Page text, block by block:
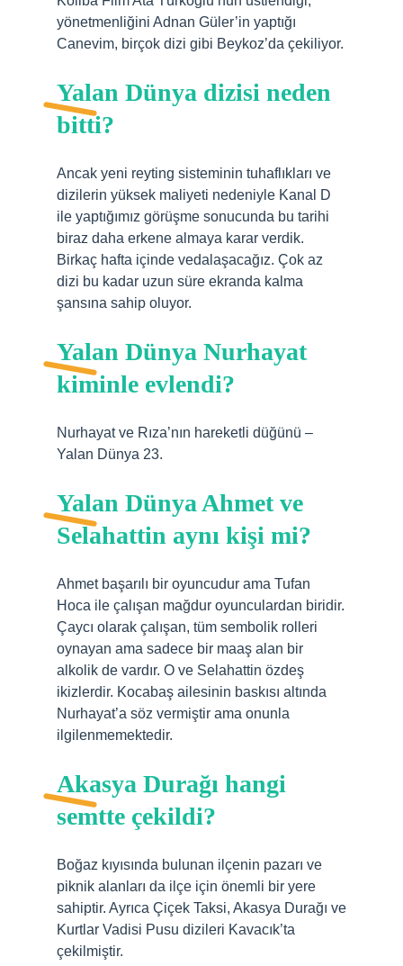
yönetmenliğini Adnan Güler’in yaptığı
Canevim, birçok dizi gibi Beykoz’da çekiliyor.
Yalan Dünya dizisi neden
bitti?
Ancak yeni reyting sisteminin tuhaflıkları ve
dizilerin yüksek maliyeti nedeniyle Kanal D
ile yaptığımız görüşme sonucunda bu tarihi
biraz daha erkene almaya karar verdik.
Birkaç hafta içinde vedalaşacağız. Çok az
dizi bu kadar uzun süre ekranda kalma
şansına sahip oluyor.
Yalan Dünya Nurhayat
kiminle evlendi?
Nurhayat ve Rıza’nın hareketli düğünü –
Yalan Dünya 23.
Yalan Dünya Ahmet ve
Selahattin aynı kişi mi?
Ahmet başarılı bir oyuncudur ama Tufan
Hoca ile çalışan mağdur oyunculardan biridir.
Çaycı olarak çalışan, tüm sembolik rolleri
oynayan ama sadece bir maaş alan bir
alkolik de vardır. O ve Selahattin özdeş
ikizlerdir. Kocabaş ailesinin baskısı altında
Nurhayat’a söz vermiştir ama onunla
ilgilenmemektedir.
Akasya Durağı hangi
semtte çekildi?
Boğaz kıyısında bulunan ilçenin pazarı ve
piknik alanları da ilçe için önemli bir yere
sahiptir. Ayrıca Çiçek Taksi, Akasya Durağı ve
Kurtlar Vadisi Pusu dizileri Kavacık’ta
çekilmiştir.